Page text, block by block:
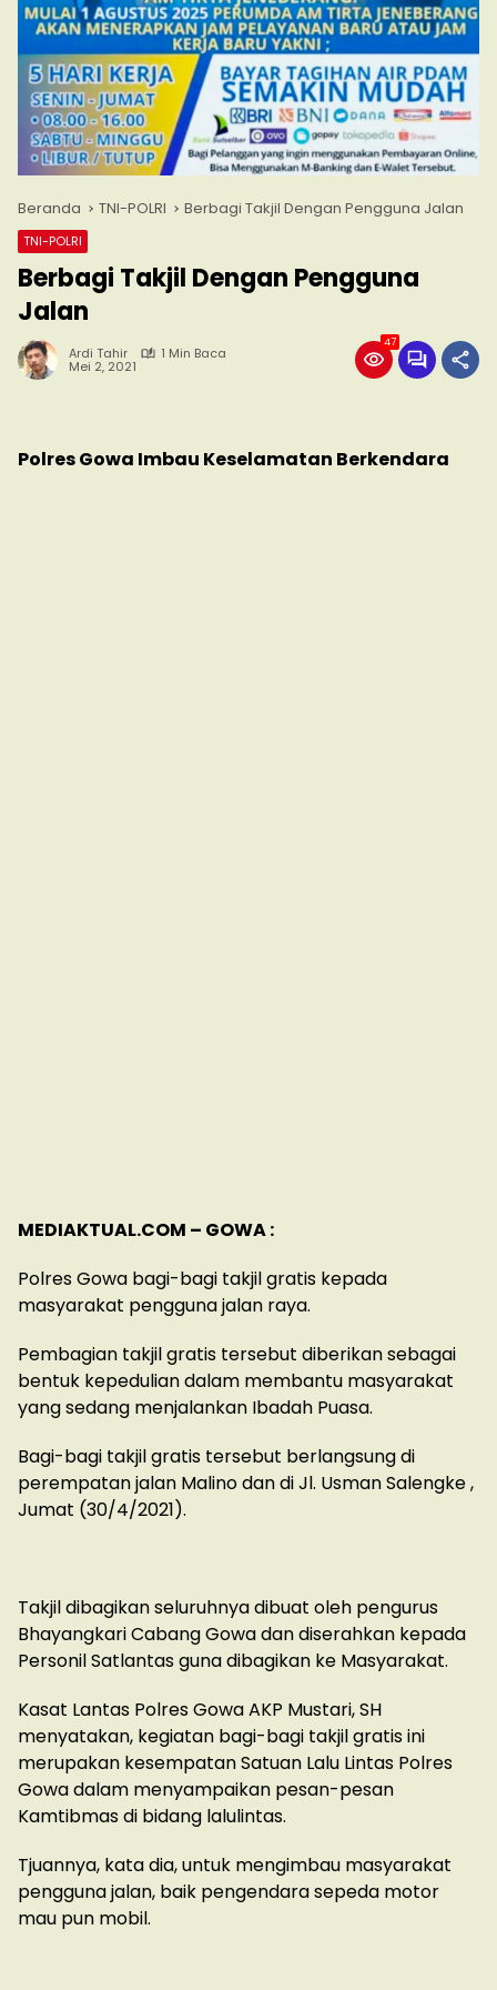
Beranda TNI-POLRI Berbagi Takjil Dengan Pengguna Jalan
TNI-POLRI
Berbagi Takjil Dengan Pengguna
Jalan
Ardi Tahir 1 Min Baca
Mei 2, 2021
47
Polres Gowa Imbau Keselamatan Berkendara
MEDIAKTUAL.COM – GOWA :
Polres Gowa bagi-bagi takjil gratis kepada
masyarakat pengguna jalan raya.
Pembagian takjil gratis tersebut diberikan sebagai
bentuk kepedulian dalam membantu masyarakat
yang sedang menjalankan Ibadah Puasa.
Bagi-bagi takjil gratis tersebut berlangsung di
perempatan jalan Malino dan di Jl. Usman Salengke ,
Jumat (30/4/2021).
Takjil dibagikan seluruhnya dibuat oleh pengurus
Bhayangkari Cabang Gowa dan diserahkan kepada
Personil Satlantas guna dibagikan ke Masyarakat.
Kasat Lantas Polres Gowa AKP Mustari, SH
menyatakan, kegiatan bagi-bagi takjil gratis ini
merupakan kesempatan Satuan Lalu Lintas Polres
Gowa dalam menyampaikan pesan-pesan
Kamtibmas di bidang lalulintas.
Tjuannya, kata dia, untuk mengimbau masyarakat
pengguna jalan, baik pengendara sepeda motor
mau pun mobil.